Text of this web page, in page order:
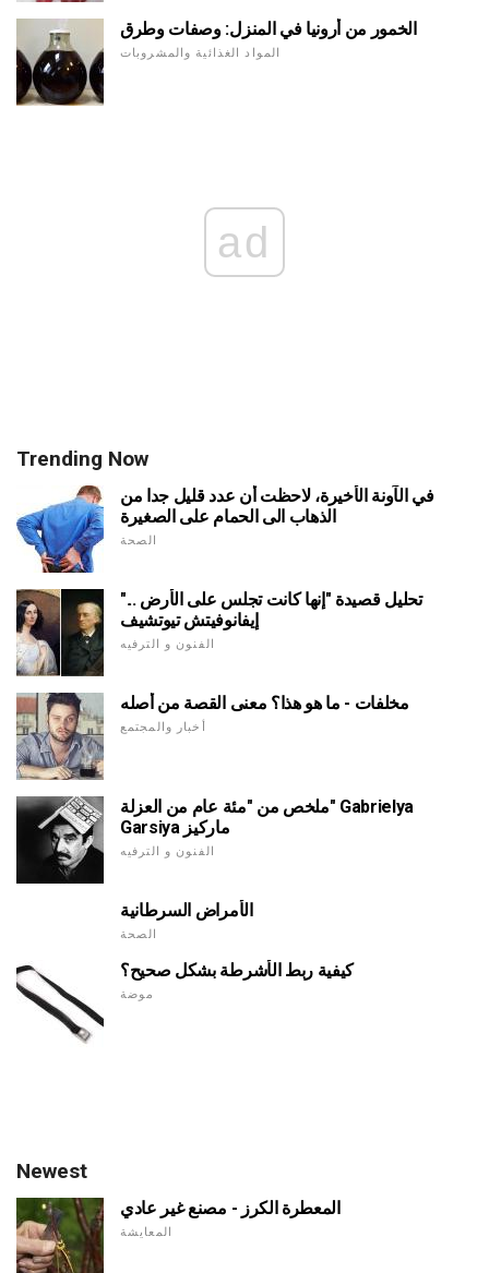
الخمور من أرونيا في المنزل: وصفات وطرق
المواد الغذائية والمشروبات
ad
Trending Now
في الآونة الأخيرة، لاحظت أن عدد قليل جدا من
الذهاب الى الحمام على الصغيرة
الصحة
تحليل قصيدة "إنها كانت تجلس على الأرض ..."
إيفانوفيتش تيوتشيف
الفنون و الترفيه
مخلفات - ما هو هذا؟ معنى القصة من أصله
أخبار والمجتمع
ملخص من "مئة عام من العزلة" Gabrielya
Garsiya ماركيز
الفنون و الترفيه
الأمراض السرطانية
الصحة
كيفية ربط الأشرطة بشكل صحيح؟
موضة
Newest
المعطرة الكرز - مصنع غير عادي
المعايشة